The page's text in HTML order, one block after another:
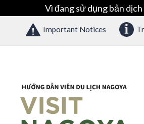
Vì đang sử dụng bản
Important Notices